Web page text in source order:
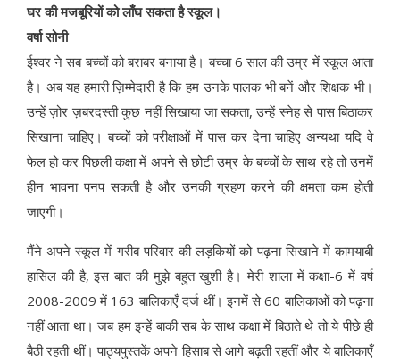
घर की मजबूरियों को लाँघ सकता है स्कूल।
वर्षा सोनी
ईश्वर ने सब बच्चों को बराबर बनाया है। बच्चा 6 साल की उम्र में स्कूल आता
है। अब यह हमारी ज़िम्मेदारी है कि हम उनके पालक भी बनें और शिक्षक भी।
उन्हें ज़ोर ज़बरदस्ती कुछ नहीं सिखाया जा सकता, उन्हें स्नेह से पास बिठाकर
सिखाना चाहिए। बच्चों को परीक्षाओं में पास कर देना चाहिए अन्यथा यदि वे
फेल हो कर पिछली कक्षा में अपने से छोटी उम्र के बच्चों के साथ रहे तो उनमें
हीन भावना पनप सकती है और उनकी ग्रहण करने की क्षमता कम होती
जाएगी।
मैंने अपने स्कूल में गरीब परिवार की लड़कियों को पढ़ना सिखाने में कामयाबी
हासिल की है, इस बात की मुझे बहुत खुशी है। मेरी शाला में कक्षा-6 में वर्ष
2008-2009 में 163 बालिकाएँ दर्ज थीं। इनमें से 60 बालिकाओं को पढ़ना
नहीं आता था। जब हम इन्हें बाकी सब के साथ कक्षा में बिठाते थे तो ये पीछे ही
बैठी रहती थीं। पाठ्यपुस्तकें अपने हिसाब से आगे बढ़ती रहतीं और ये बालिकाएँ